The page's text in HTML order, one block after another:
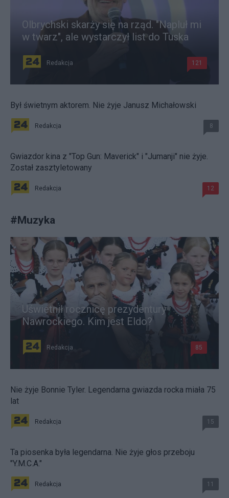
Olbrychski skarży się na rząd. "Napluł mi
w twarz", ale wystarczył list do Tuska
Redakcja 121
Był świetnym aktorem. Nie żyje Janusz Michałowski
Redakcja 8
Gwiazdor kina z "Top Gun: Maverick" i "Jumanji" nie żyje.
Został zasztyletowany
Redakcja 12
#Muzyka
Uświetnił rocznicę prezydentury
Nawrockiego. Kim jest Eldo?
Redakcja 85
Nie żyje Bonnie Tyler. Legendarna gwiazda rocka miała 75
lat
Redakcja 15
Ta piosenka była legendarna. Nie żyje głos przeboju
"Y.M.C.A."
Redakcja 11